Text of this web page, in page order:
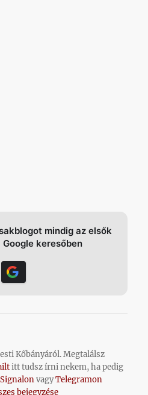
mindig az elsők
keresőben
Kőbányáról. Megtalálsz
itt tudsz írni nekem, ha pedig
SignalonvagyTelegramon
bejegyzése